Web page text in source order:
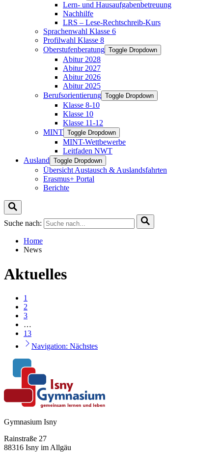
Lern- und Hausaufgabenbetreuung
Nachhilfe
LRS – Lese-Rechtschreib-Kurs
Sprachenwahl Klasse 6
Profilwahl Klasse 8
Oberstufenberatung Toggle Dropdown
Abitur 2028
Abitur 2027
Abitur 2026
Abitur 2025
Berufsorientierung Toggle Dropdown
Klasse 8-10
Klasse 10
Klasse 11-12
MINT Toggle Dropdown
MINT-Wettbewerbe
Leitfaden NWT
Ausland Toggle Dropdown
Übersicht Austausch & Auslandsfahrten
Erasmus+ Portal
Berichte
Suche nach:
Home
News
Aktuelles
1
2
3
…
13
Navigation: Nächstes
Gymnasium Isny
Rainstraße 27
88316 Isny im Allgäu